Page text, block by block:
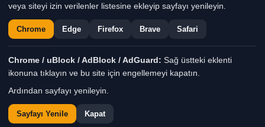
veya siteyi izin verilenler listesine ekleyip sayfayı yenileyin.
Chrome Edge Firefox Brave Safari
Chrome / uBlock / AdBlock / AdGuard: Sağ üstteki eklenti
ikonuna tıklayın ve bu site için engellemeyi kapatın.
Ardından sayfayı yenileyin.
Sayfayı Yenile Kapat